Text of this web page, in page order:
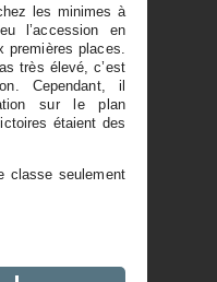
les minimes à
l’accession en
premières places.
très élevé, c’est
Cependant, il
sur le plan
étaient des
classe seulement